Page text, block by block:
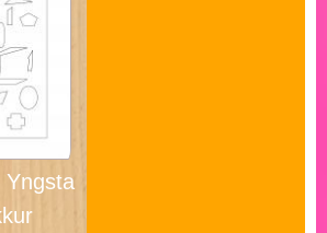
Yngsta